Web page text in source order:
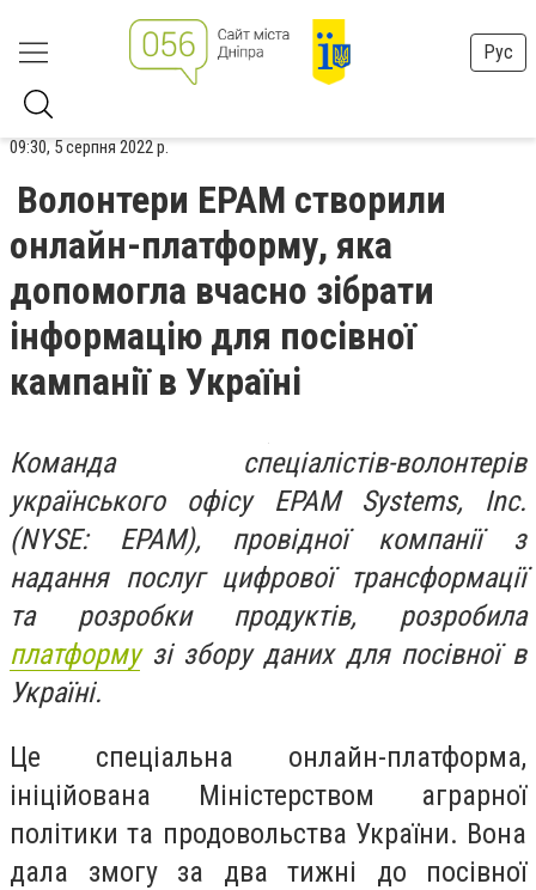
Рус
09:30, 5 серпня 2022 р.
Волонтери EPAM створили
онлайн-платформу, яка
допомогла вчасно зібрати
інформацію для посівної
кампанії в Україні
Команда спеціалістів-волонтерів
українського офісу EPAM Systems, Inc.
(NYSE: EPAM), провідної компанії з
надання послуг цифрової трансформації
та розробки продуктів, розробила
платформузі збору даних для посівної в
Україні.
Це спеціальна онлайн-платформа,
ініційована Міністерством аграрної
політики та продовольства України. Вона
дала змогу за два тижні до посівної